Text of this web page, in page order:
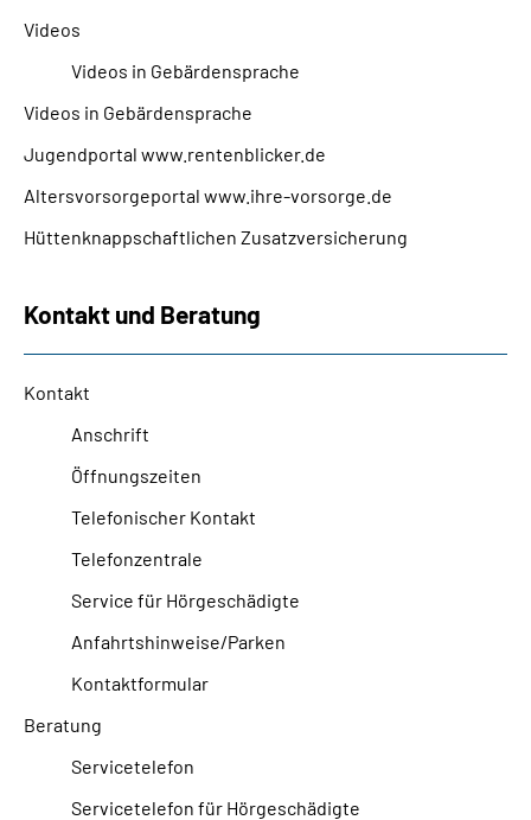
Videos
Videos in Gebärdensprache
Videos in Gebärdensprache
Jugendportal www.rentenblicker.de
Altersvorsorgeportal www.ihre-vorsorge.de
Hüttenknappschaftlichen Zusatzversicherung
Kontakt und Beratung
Kontakt
Anschrift
Öffnungszeiten
Telefonischer Kontakt
Telefonzentrale
Service für Hörgeschädigte
Anfahrtshinweise/Parken
Kontaktformular
Beratung
Servicetelefon
Servicetelefon für Hörgeschädigte